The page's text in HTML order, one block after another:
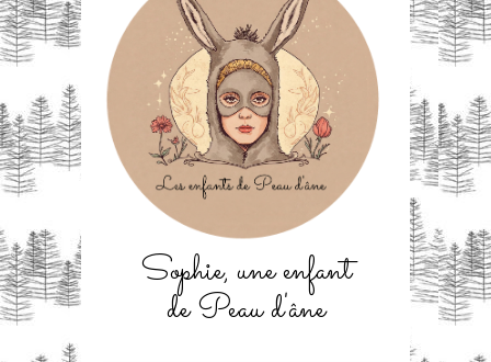
Sophie, une enfant
de Peau d'âne